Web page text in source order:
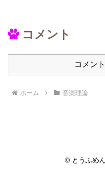
コメント
コメン
ホーム 音楽理論
© とうふめ